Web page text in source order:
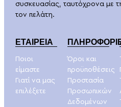
συσκευασίας, ταυτόχρονα με
τον πελάτη.
ΕΤΑΙΡΕΙΑ
Ποιοι
είμαστε
Γιατί να μας
επιλέξετε
Όροι και
προϋποθέσεις
Προστασία
Προσωπικών
Δεδομένων